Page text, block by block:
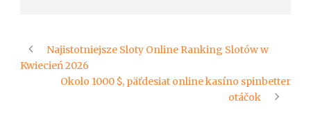
Najistotniejsze Sloty Online Ranking Slotów w
Kwiecień 2026
Okolo 1000 $, päťdesiat online kasíno spinbetter
otáčok